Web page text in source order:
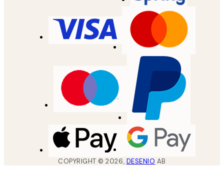
COPYRIGHT ©2026, DESENIO AB